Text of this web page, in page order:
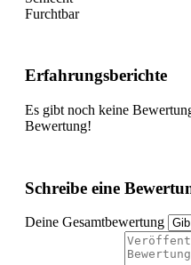
Furchtbar
Erfahrungsberichte
Es gibt noch keine
Bewertung!
Schreibe eine
Deine Gesamtbewertung